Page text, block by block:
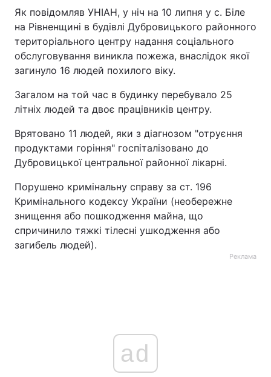
Відео з Youtube Статті
Інтерв'ю Думки
Архів Вакансії
Послуги
Як повідомляв УНІАН, у ніч на 10 липня у с. Біле
на Рівненщині в будівлі Дубровицького районного
територіального центру надання соціального
обслуговування виникла пожежа, внаслідок якої
загинуло 16 людей похилого віку.
Загалом на той час в будинку перебувало 25
літніх людей та двоє працівників центру.
Врятовано 11 людей, яки з діагнозом "отруєння
продуктами горіння" госпіталізовано до
Дубровицької центральної районної лікарні.
Порушено кримінальну справу за ст. 196
Кримінального кодексу України (необережне
знищення або пошкодження майна, що
спричинило тяжкі тілесні ушкодження або
загибель людей).
Реклама
ad